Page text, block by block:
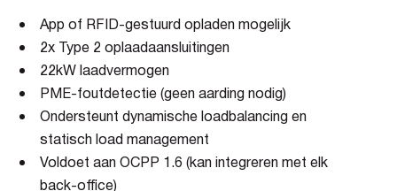
App of RFID-gestuurd opladen mogelijk
2x Type 2 oplaadaansluitingen
22kW laadvermogen
PME-foutdetectie (geen aarding nodig)
Ondersteunt dynamische loadbalancing en
statisch load management
Voldoet aan OCPP 1.6 (kan integreren met elk
back-office)